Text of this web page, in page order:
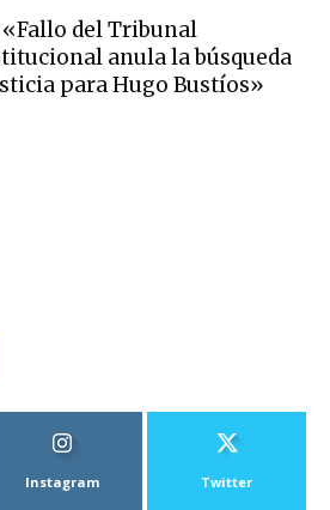
«Fallo del Tribunal
anula la búsqueda
para Hugo Bustíos»